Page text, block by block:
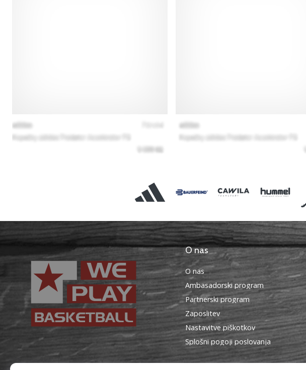
WePlayBasketball.si
O nas
O nas
Ambasadorski program
Partnerski program
Zaposlitev
Nastavitve piškotkov
Splošni pogoji poslovanja